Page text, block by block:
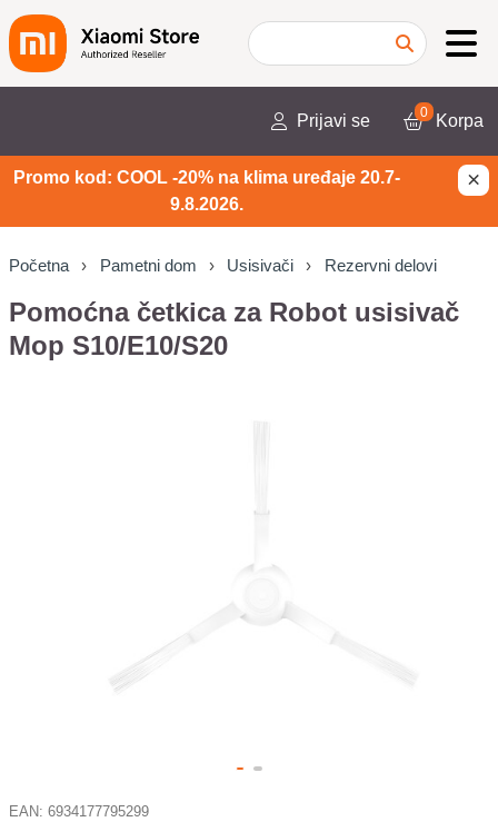
Prijavi se 0 Korpa
Promo kod: COOL -20% na klima uređaje 20.7-
9.8.2026.
×
Početna Pametni dom Usisivači Rezervni delovi
Pomoćna četkica za Robot usisivač
Mop S10/E10/S20
EAN: 6934177795299